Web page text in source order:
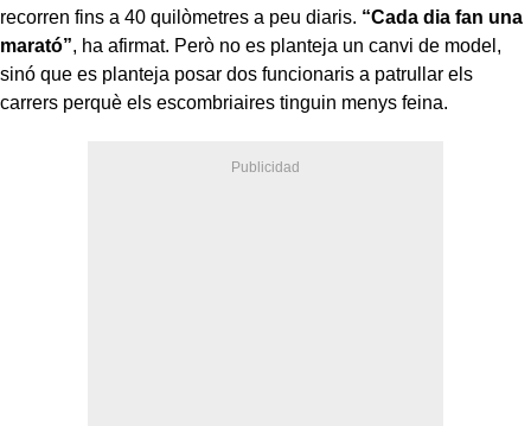
recorren fins a 40 quilòmetres a peu diaris. “Cada dia fan una
marató”, ha afirmat. Però no es planteja un canvi de model,
sinó que es planteja posar dos funcionaris a patrullar els
carrers perquè els escombriaires tinguin menys feina.